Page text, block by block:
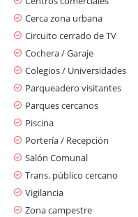
Cerca zona urbana
Circuito cerrado de TV
Cochera / Garaje
Colegios / Universidades
Parqueadero visitantes
Parques cercanos
Piscina
Portería / Recepción
Salón Comunal
Trans. público cercano
Vigilancia
Zona campestre